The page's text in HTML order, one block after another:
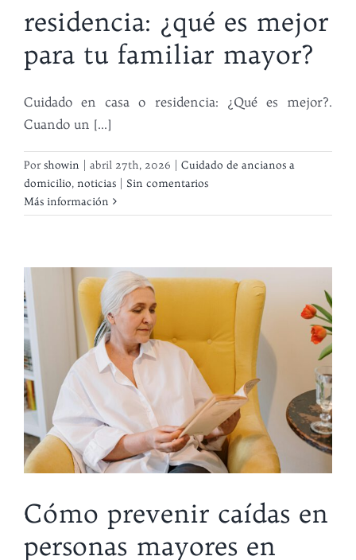
residencia: ¿qué es mejor
para tu familiar mayor?
Cuidado en casa o residencia: ¿Qué es mejor?.
Cuando un [...]
Porshowin abril 27th, 2026
Cuidado de ancianos a
domicilio, noticias
Sin comentarios
Más información
Cómo prevenir caídas en
personas mayores en